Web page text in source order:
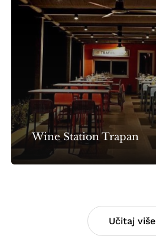
Trapan
Wine Station Trapan
Učitaj više